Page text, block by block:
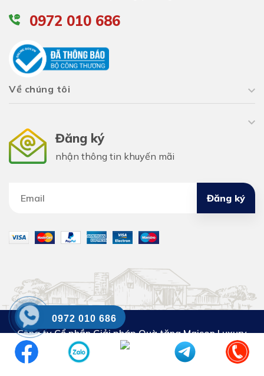
0972 010 686
Về chúng tôi
Đăng ký
nhận thông tin khuyến mãi
Đăng ký
Công ty Cổ phần Giải pháp Quà tặng Maison Luxury
DKKD số:
0110302853. Cấp ngày 29.3.2023. Nơi cấp:
Sở KH&ĐT thành phố Hà Nội
0972 010 686